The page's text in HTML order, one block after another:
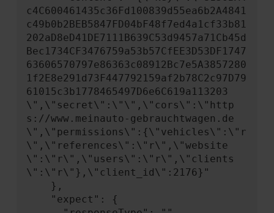
c4C600461435c36Fd100839d55ea6b2A4841
c49b0b2BEB5847FD04bF48f7ed4a1cf33b81
202aD8eD41DE7111B639C53d9457a71Cb45d
Bec1734CF3476759a53b57CfEE3D53DF1747
63606570797e86363c08912Bc7e5A3857280
1f2E8e291d73F447792159af2b78C2c97D79
61015c3b1778465497D6e6C619a113203
\",\"secret\":\"\",\"cors\":\"http
s://www.meinauto-gebrauchtwagen.de
\",\"permissions\":{\"vehicles\":\"r
\",\"references\":\"r\",\"website
\":\"r\",\"users\":\"r\",\"clients
\":\"r\"},\"client_id\":2176}"